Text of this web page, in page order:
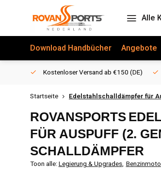
Alle
Download Handbücher Angebote
Kostenloser Versand ab €150 (DE)
Startseite Edelstahlschalldämpfer für
ROVANSPORTS
FÜR AUSPUFF (2.
SCHALLDÄMPFER
Toon alle:Legierung & Upgrades,